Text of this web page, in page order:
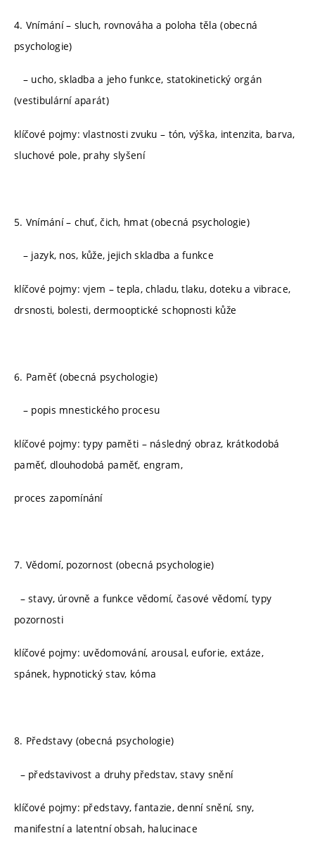
4. Vnímání – sluch, rovnováha a poloha těla (obecná
psychologie)
– ucho, skladba a jeho funkce, statokinetický orgán
(vestibulární aparát)
klíčové pojmy: vlastnosti zvuku – tón, výška, intenzita, barva,
sluchové pole, prahy slyšení
5. Vnímání – chuť, čich, hmat (obecná psychologie)
– jazyk, nos, kůže, jejich skladba a funkce
klíčové pojmy: vjem – tepla, chladu, tlaku, doteku a vibrace,
drsnosti, bolesti, dermooptické schopnosti kůže
6. Paměť (obecná psychologie)
– popis mnestického procesu
klíčové pojmy: typy paměti – následný obraz, krátkodobá
paměť, dlouhodobá paměť, engram,
proces zapomínání
7. Vědomí, pozornost (obecná psychologie)
– stavy, úrovně a funkce vědomí, časové vědomí, typy
pozornosti
klíčové pojmy: uvědomování, arousal, euforie, extáze,
spánek, hypnotický stav, kóma
8. Představy (obecná psychologie)
– představivost a druhy představ, stavy snění
klíčové pojmy: představy, fantazie, denní snění, sny,
manifestní a latentní obsah, halucinace